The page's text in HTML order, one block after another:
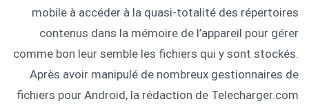
mobile à accéder à la quasi-totalité des répertoires
contenus dans la mémoire de l’appareil pour gérer
comme bon leur semble les fichiers qui y sont stockés.
Après avoir manipulé de nombreux gestionnaires de
fichiers pour Android, la rédaction de Telecharger.com